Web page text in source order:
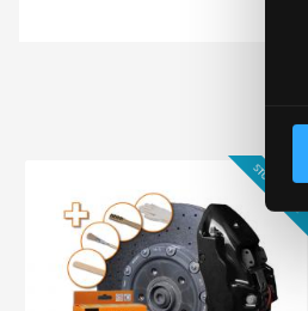
k
e
s
a
l
STORSÄLJARE!